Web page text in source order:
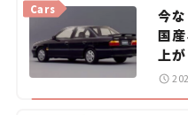
今
国
上
をお
Cars